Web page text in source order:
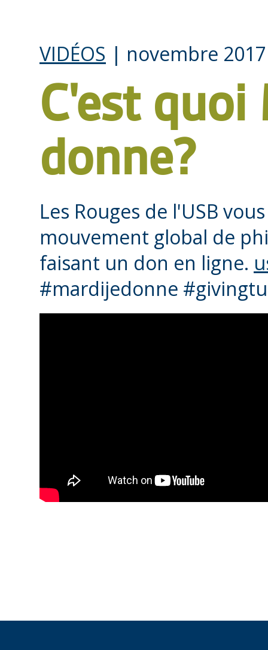
VIDÉOS | novembre 2017
C'est quoi
donne?
Les Rouges de l'USB
mouvement global de
faisant un don en ligne.
#mardijedonne